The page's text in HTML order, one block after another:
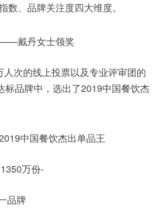
数、品牌关注度四大维度。
戴丹女士领奖
次的线上投票以及专业评审团的
标品牌中，选出了2019中国餐饮杰
中国餐饮杰出单品王
万份-
品牌